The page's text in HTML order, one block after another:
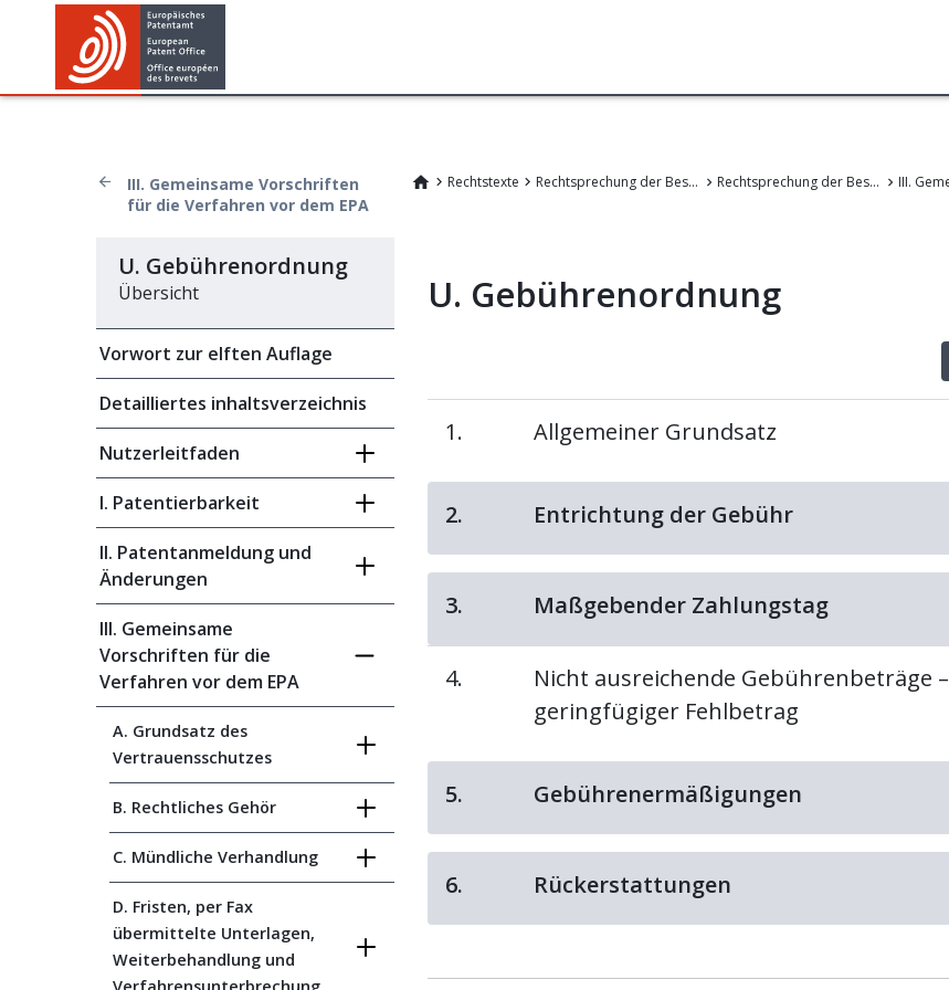
III. Gemeinsame Vorschriften
für die Verfahren vor dem EPA
Rechtstexte Rechtsprechung der Beschwerdekammern des EPA Rechtsprechung der Beschwerdekammern des Europäischen Patentamts
U. Gebührenordnung
Übersicht
Vorwort zur elften Auflage
Detailliertes inhaltsverzeichnis
Nutzerleitfaden
I. Patentierbarkeit
II. Patentanmeldung und
Änderungen
III. Gemeinsame
Vorschriften für die
Verfahren vor dem EPA
A. Grundsatz des
Vertrauensschutzes
B. Rechtliches Gehör
C. Mündliche Verhandlung
D. Fristen, per Fax
übermittelte Unterlagen,
Weiterbehandlung und
U. Gebührenordnung
1. Allgemeiner Grundsatz
2. Entrichtung der Gebühr
3. Maßgebender Zahlungstag
4.
Nicht ausreichende Gebührenbeträge –
geringfügiger Fehlbetrag
5. Gebührenermäßigungen
6. Rückerstattungen